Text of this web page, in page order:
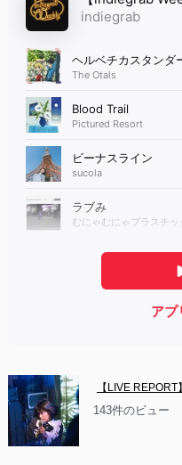
【LIVE
143件のビュー